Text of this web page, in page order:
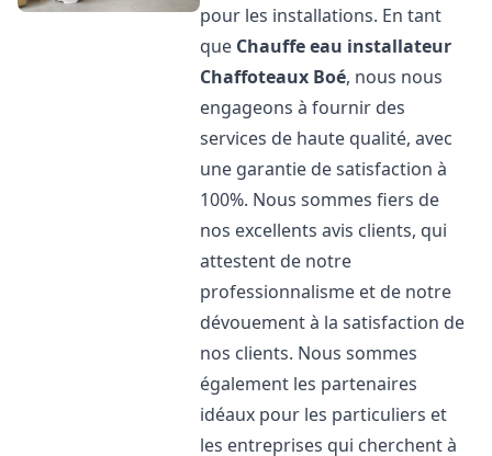
pour les installations. En tant
que Chauffe eau installateur
Chaffoteaux Boé, nous nous
engageons à fournir des
services de haute qualité, avec
une garantie de satisfaction à
100%. Nous sommes fiers de
nos excellents avis clients, qui
attestent de notre
professionnalisme et de notre
dévouement à la satisfaction de
nos clients. Nous sommes
également les partenaires
idéaux pour les particuliers et
les entreprises qui cherchent à